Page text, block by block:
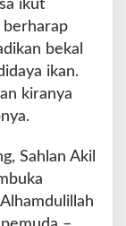
ikut
berharap
bekal
ikan.
kiranya
Sahlan Akil